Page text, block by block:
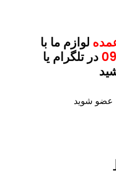
لوازم ما با
در تلگرام یا
عضو شوید